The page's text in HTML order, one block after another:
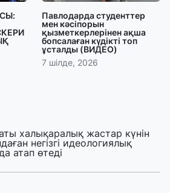
Павлодарда студенттер
мен кәсіпорын
қызметкерлерінен ақша
бопсалаған күдікті топ
ұсталды (ВИДЕО)
7 шілде, 2026
халықаралық жастар күнін
негізгі идеологиялық
атап өтеді